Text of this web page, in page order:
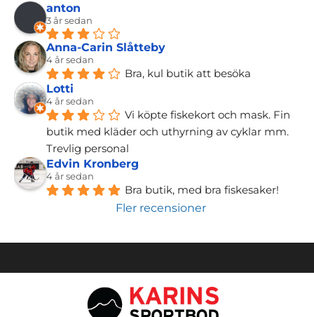
anton
3 år sedan
Anna-Carin Slåtteby
4 år sedan
Bra, kul butik att besöka
Lotti
4 år sedan
Vi köpte fiskekort och mask. Fin
butik med kläder och uthyrning av cyklar mm.
Trevlig personal
Edvin Kronberg
4 år sedan
Bra butik, med bra fiskesaker!
Fler recensioner